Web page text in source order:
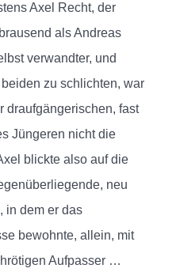
Axel Recht, der
als Andreas
verwandter, und
zu schlichten, war
draufgängerischen, fast
Jüngeren nicht die
blickte also auf die
neu
in dem er das
bewohnte, allein, mit
Aufpasser …